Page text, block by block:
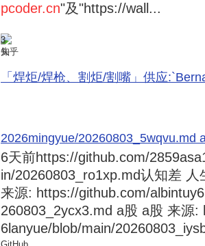
pcoder.cn"及"https://wall...
3
知乎
「焊炬/焊枪、割炬/割嘴」供应
2026mingyue/20260803_5wqvu.md
6天前https://github.com/
in/20260803_ro1xp.md认知差
来源: https://github.com/
260803_2ycx3.md a股 a股 来源
6lanyue/blob/main/
GitHub